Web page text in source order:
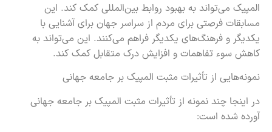
المپیک می‌تواند به بهبود روابط بین‌المللی کمک کند. این
مسابقات فرصتی برای مردم از سراسر جهان برای آشنایی با
یکدیگر و فرهنگ‌های یکدیگر فراهم می‌کنند. این می‌تواند به
کاهش سوء تفاهمات و افزایش درک متقابل کمک کند.
نمونه‌هایی از تأثیرات مثبت المپیک بر جامعه جهانی
در اینجا چند نمونه از تأثیرات مثبت المپیک بر جامعه جهانی
آورده شده است: